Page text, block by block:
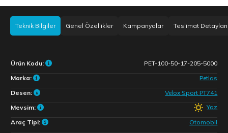
Teknik Bilgiler Genel Özellikler Kampanyalar Teslimat Detayları
Ürün Kodu:
PET-100-50-17-205-5000
Marka:
Petlas
Desen:
Velox Sport PT741
Mevsim:
Yaz
Araç Tipi:
Otomobil